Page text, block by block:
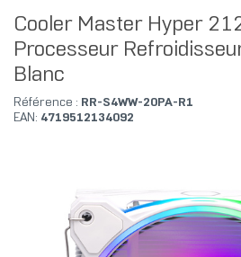
Cooler Master Hyper
Processeur
Blanc
Référence : RR-S4WW-20PA-R1
EAN: 4719512134092